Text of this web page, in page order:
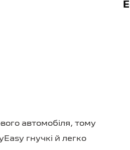
автомобіля, тому
гнучкі й легко